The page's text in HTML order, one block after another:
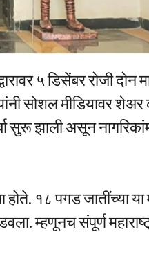
५ डिसेंबर रोजी दोन
सोशल मीडियावर
सुरू झाली असून
१८ पगड जातींच्या या
म्हणूनच संपूर्ण